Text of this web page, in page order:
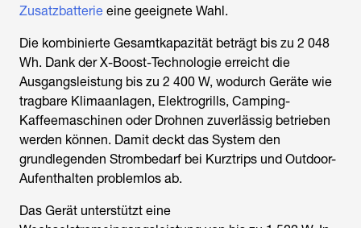
Zusatzbatterie eine geeignete Wahl.
Die kombinierte Gesamtkapazität beträgt bis zu 2 048
Wh. Dank der X-Boost-Technologie erreicht die
Ausgangsleistung bis zu 2 400 W, wodurch Geräte wie
tragbare Klimaanlagen, Elektrogrills, Camping-
Kaffeemaschinen oder Drohnen zuverlässig betrieben
werden können. Damit deckt das System den
grundlegenden Strombedarf bei Kurztrips und Outdoor-
Aufenthalten problemlos ab.
Das Gerät unterstützt eine